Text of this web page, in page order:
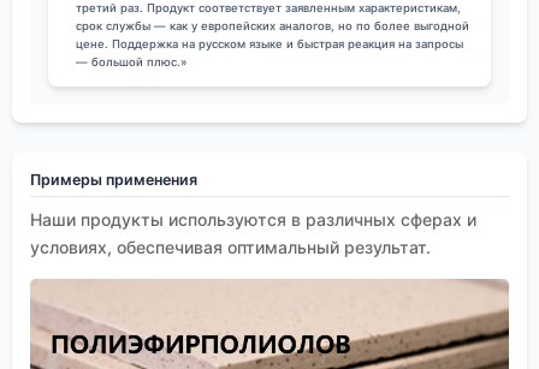
третий раз. Продукт соответствует заявленным характеристикам,
срок службы — как у европейских аналогов, но по более выгодной
цене. Поддержка на русском языке и быстрая реакция на запросы
— большой плюс.»
Примеры применения
Наши продукты используются в различных сферах и
условиях, обеспечивая оптимальный результат.